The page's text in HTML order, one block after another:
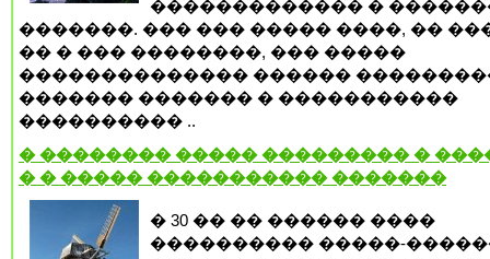
������������� �
�������. ��� ��� ����� ����, ��
�� � ��� ��������, ��� �����
�������������� ������
������� ������� � �����������
���������� ..
� �������� ����� ��������� �
� � ����� ����������� �������
� 30 �� �� ������ ����
���������� �����-